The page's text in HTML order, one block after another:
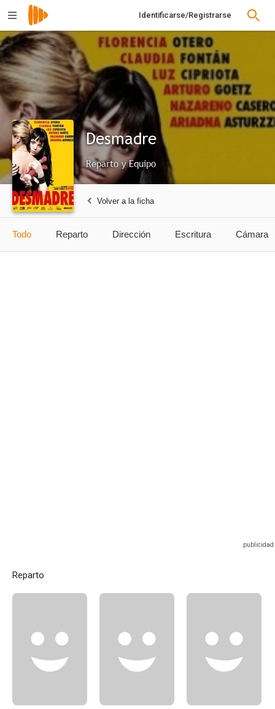
Identificarse/Registrarse
Desmadre
Reparto y Equipo
Volver a la ficha
Todo Reparto Dirección Escritura Cámara
Reparto